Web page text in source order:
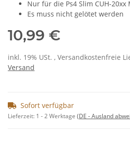
Nur für die Ps4 Slim CUH-
Es muss nicht gelötet werden
10,99 €
inkl. 19% USt. , Versandkostenfreie
Versand
Sofort verfügbar
Lieferzeit: 1 - 2 Werktage (DE - Ausland